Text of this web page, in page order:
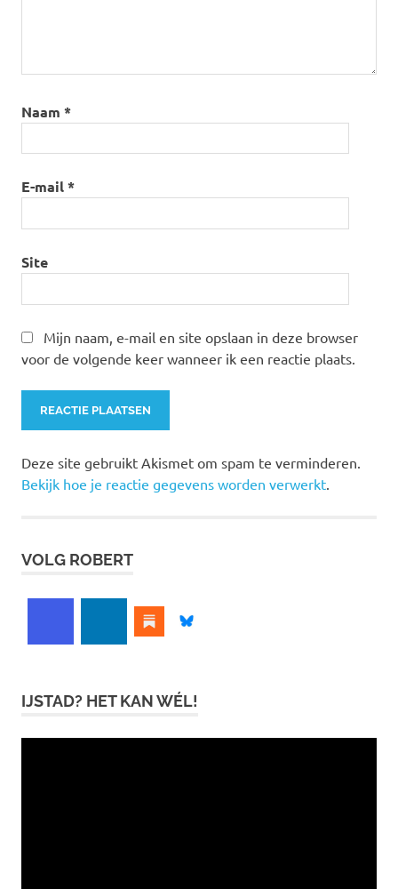
Naam *
E-mail*
Site
Mijn naam, e-mail en site opslaan in deze browser
voor de volgende keer wanneer ik een reactie plaats.
Deze site gebruikt Akismet om spam te verminderen.
Bekijk hoe je reactie gegevens worden verwerkt
VOLG ROBERT
IJSTAD? HET KAN WÉL!